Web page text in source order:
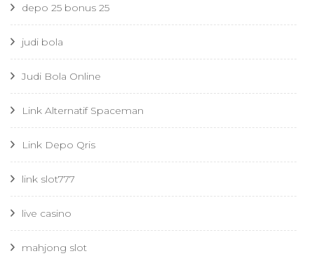
depo 25 bonus 25
judi bola
Judi Bola Online
Link Alternatif Spaceman
Link Depo Qris
link slot777
live casino
mahjong slot